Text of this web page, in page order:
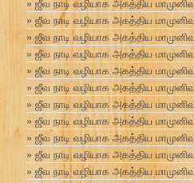
ஜீவ நாடி வழியாக அகத்திய
ஜீவ நாடி வழியாக அகத்திய
ஜீவ நாடி வழியாக அகத்திய
ஜீவ நாடி வழியாக அகத்திய
ஜீவ நாடி வழியாக அகத்திய
ஜீவ நாடி வழியாக அகத்திய
ஜீவ நாடி வழியாக அகத்திய
ஜீவ நாடி வழியாக அகத்திய
ஜீவ நாடி வழியாக அகத்திய
ஜீவ நாடி வழியாக அகத்திய